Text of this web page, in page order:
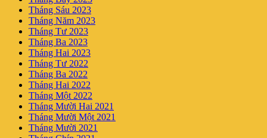
Tháng Sáu 2023
Tháng Năm 2023
Tháng Tư 2023
Tháng Ba 2023
Tháng Hai 2023
Tháng Tư 2022
Tháng Ba 2022
Tháng Hai 2022
Tháng Một 2022
Tháng Mười Hai 2021
Tháng Mười Một 2021
Tháng Mười 2021